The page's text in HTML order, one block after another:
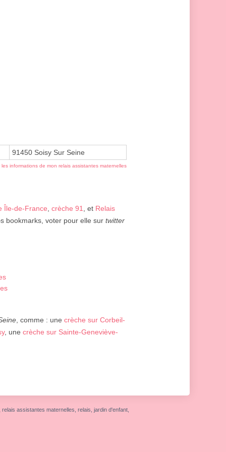
91450 Soisy Sur Seine
les informations de mon relais assistantes maternelles
Île-de-France, crèche 91, et Relais
bookmarks, voter pour elle sur twitter
, comme : une crèche sur Corbeil-
, une crèche sur Sainte-Geneviève-
assistantes maternelles, relais, jardin d'enfant,